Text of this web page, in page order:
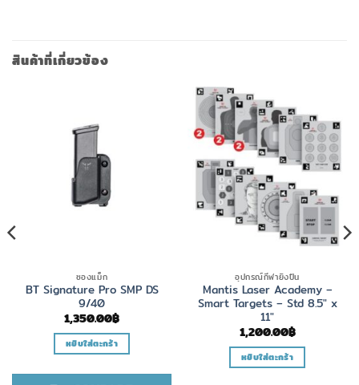
สินค้าที่เกี่ยวข้อง
ซองแม็ก
BT Signature Pro SMP DS
9/40
1,350.00฿
หยิบใส่ตะกร้า
อุปกรณ์กีฬายิงปืน
Mantis Laser Academy –
Smart Targets – Std 8.5″ x
11″
1,200.00฿
หยิบใส่ตะกร้า